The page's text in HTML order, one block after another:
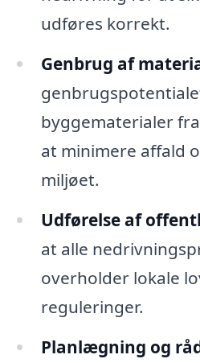
udføres korrekt.
Genbrug af
byggematerialer
at minimere affald
miljøet.
Udførelse af
at alle
overholder lokale
reguleringer.
Planlægning og